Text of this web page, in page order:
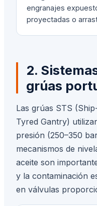
engranajes
proyectadas o
2.
grúas
Las grúas STS
Tyred Gantry)
presión (250–350
mecanismos de
aceite son
y la contaminación
en válvulas